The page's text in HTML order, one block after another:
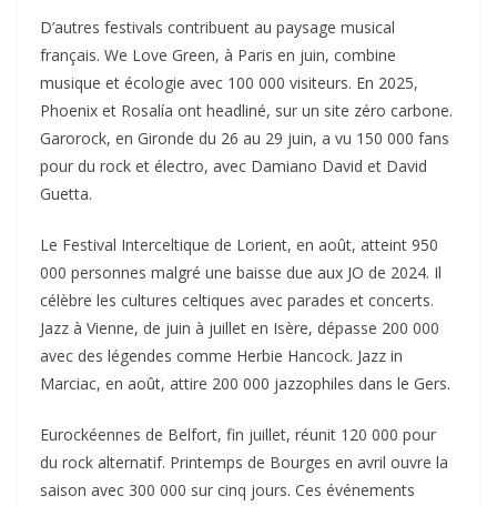
D’autres festivals contribuent au paysage musical
français. We Love Green, à Paris en juin, combine
musique et écologie avec 100 000 visiteurs. En 2025,
Phoenix et Rosalía ont headliné, sur un site zéro carbone.
Garorock, en Gironde du 26 au 29 juin, a vu 150 000 fans
pour du rock et électro, avec Damiano David et David
Guetta.​
Le Festival Interceltique de Lorient, en août, atteint 950
000 personnes malgré une baisse due aux JO de 2024. Il
célèbre les cultures celtiques avec parades et concerts.
Jazz à Vienne, de juin à juillet en Isère, dépasse 200 000
avec des légendes comme Herbie Hancock. Jazz in
Marciac, en août, attire 200 000 jazzophiles dans le Gers.​
Eurockéennes de Belfort, fin juillet, réunit 120 000 pour
du rock alternatif. Printemps de Bourges en avril ouvre la
saison avec 300 000 sur cinq jours. Ces événements